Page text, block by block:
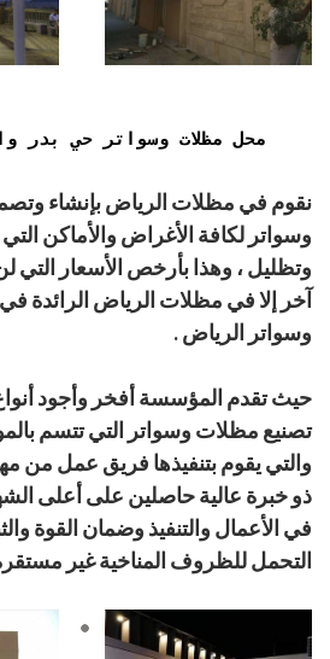
محل مظلات وسواتر حي بدر
نقوم في مظلات الرياض بإنشاء
وسواتر لكافة الأغراض والأماكن
وتظليل ، وهذا بأرخص الأسعار التي
آخر إلا في مظلات الرياض الرائدة
وسواتر الرياض .
حيث تقدم المؤسسة أفخر وأجود
تصنيع مظلات وسواتر التي تتسم
والتي يقوم بتنفيذها فريق عمل من
ذو خبرة عالية حاصلين على أعلى
في الأعمال والتنفيذ وضمان القوة
التحمل للظروف المناخية غير